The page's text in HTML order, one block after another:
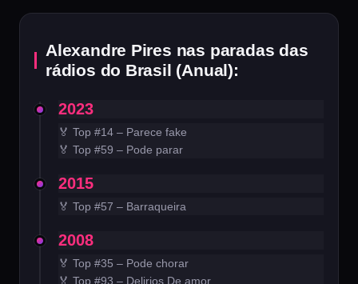
Alexandre Pires nas paradas das
rádios do Brasil (Anual):
2023
🏅 Top #14 – Parece fake
🏅 Top #59 – Pode parar
2015
🏅 Top #57 – Barraqueira
2008
🏅 Top #35 – Pode chorar
🏅 Top #93 – Delirios De amor